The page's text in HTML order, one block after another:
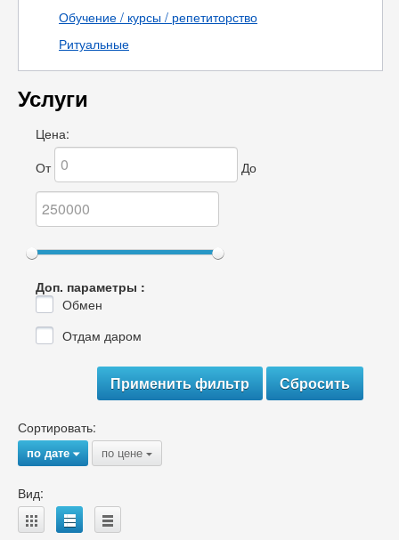
Обучение / курсы / репетиторство
Ритуальные
Услуги
Цена:
От
До
Доп. параметры :
Обмен
Отдам даром
Сортировать:
по дате{ по цене {
Вид:
A B C